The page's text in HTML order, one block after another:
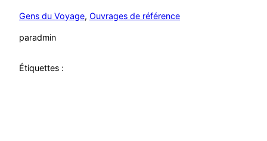
Gens du Voyage, Ouvrages de référence
paradmin
Étiquettes :